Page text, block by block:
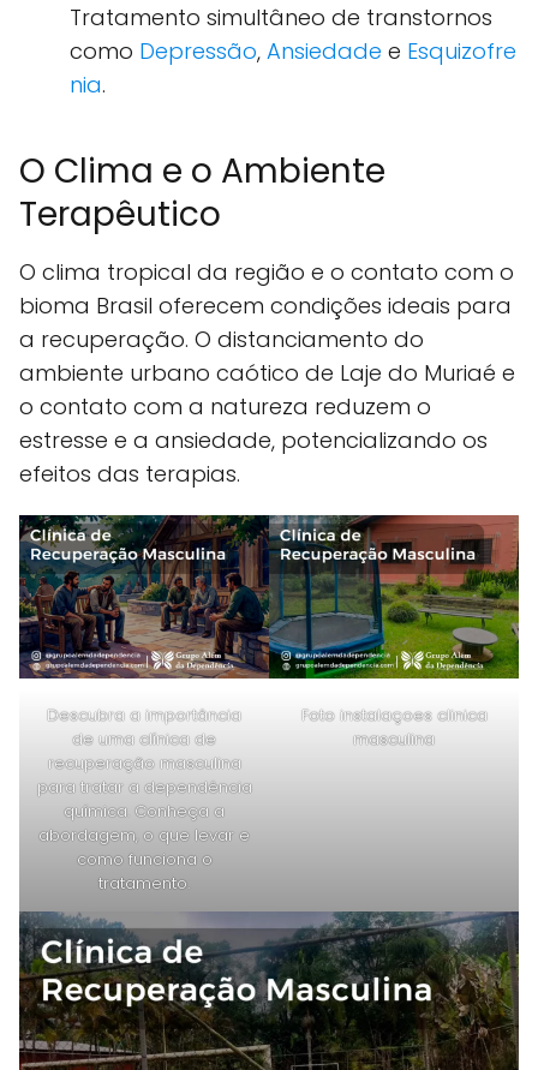
Tratamento simultâneo de transtornos
como Depressão, Ansiedade e Esquizofre
nia.
O Clima e o Ambiente
Terapêutico
O clima tropical da região e o contato com o
bioma Brasil oferecem condições ideais para
a recuperação. O distanciamento do
ambiente urbano caótico de Laje do Muriaé e
o contato com a natureza reduzem o
estresse e a ansiedade, potencializando os
efeitos das terapias.
Descubra a importância
de uma clínica de
recuperação masculina
para tratar a dependência
química. Conheça a
abordagem, o que levar e
como funciona o
tratamento.
Foto instalaçoes clinica
masculina